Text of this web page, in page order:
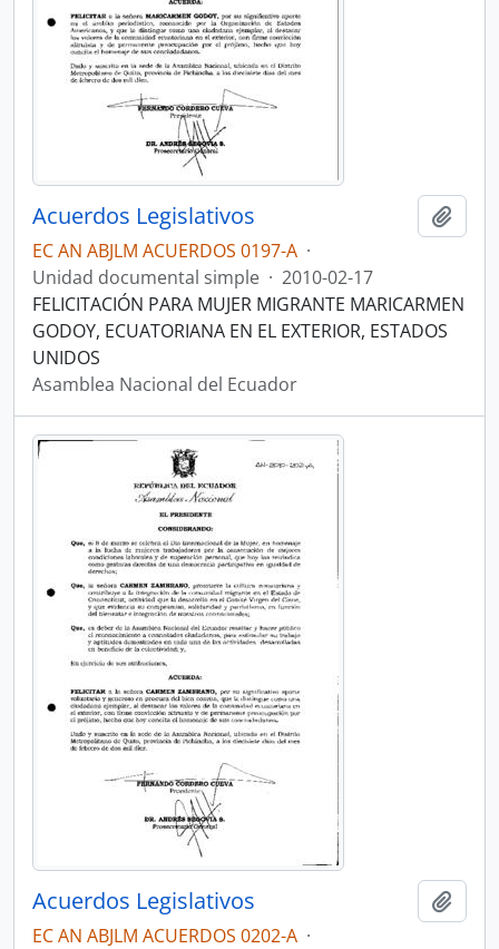
Acuerdos Legislativos
EC AN ABJLM ACUERDOS 0197-A ·
Unidad documental simple · 2010-02-17
FELICITACIÓN PARA MUJER MIGRANTE MARICARMEN
GODOY, ECUATORIANA EN EL EXTERIOR, ESTADOS
UNIDOS
Asamblea Nacional del Ecuador
Acuerdos Legislativos
EC AN ABJLM ACUERDOS 0202-A ·